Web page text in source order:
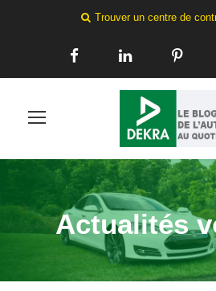
Trouver un centre de
Actualités